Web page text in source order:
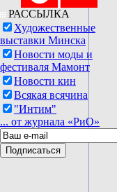
РАССЫЛКА
Художественные
выставки Минска
Новости моды и
фестиваля Мамонт
Новости кин
Всякая всячина
"Интим"
... от журнала «РиО»